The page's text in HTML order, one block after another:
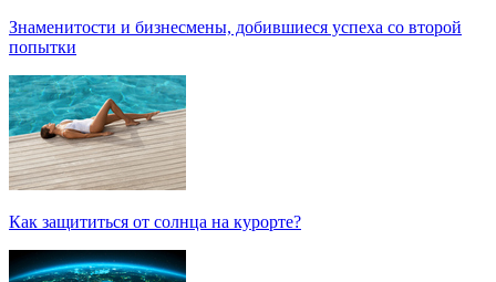
Знаменитости и бизнесмены, добившиеся успеха со второй
попытки
Как защититься от солнца на курорте?